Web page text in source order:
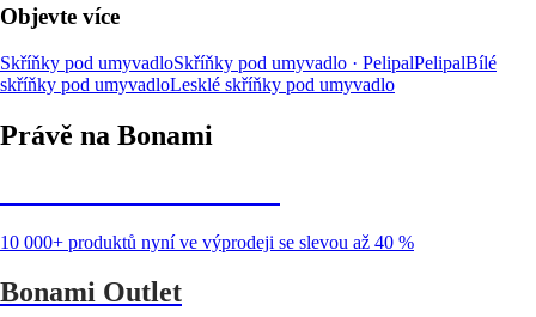
Objevte více
Skříňky pod umyvadloSkříňky pod umyvadlo · PelipalPelipalBílé
skříňky pod umyvadloLesklé skříňky pod umyvadlo
Právě na Bonami
10 000+ produktů nyní ve výprodeji se slevou až 40 %
Bonami Outlet